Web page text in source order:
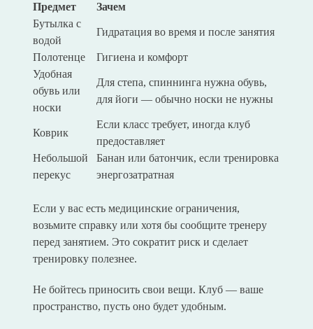
Предмет
Зачем
Бутылка с
водой
Гидратация во время и после занятия
Полотенце
Гигиена и комфорт
Удобная
обувь или
носки
Для степа, спиннинга нужна обувь,
для йоги — обычно носки не нужны
Коврик
Если класс требует, иногда клуб
предоставляет
Небольшой
перекус
Банан или батончик, если тренировка
энергозатратная
Если у вас есть медицинские ограничения,
возьмите справку или хотя бы сообщите тренеру
перед занятием. Это сократит риск и сделает
тренировку полезнее.
Не бойтесь приносить свои вещи. Клуб — ваше
пространство, пусть оно будет удобным.